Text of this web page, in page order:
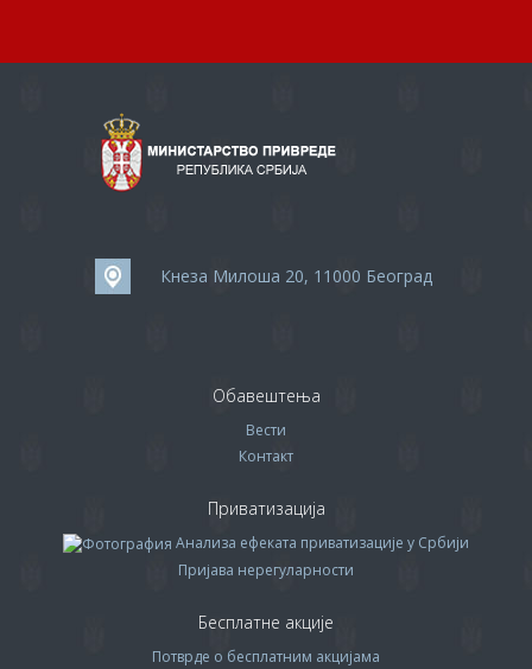
Кнеза Милоша 20, 11000 Београд
Обавештења
Вести
Контакт
Приватизација
Анализа ефеката приватизације у Србији
Пријава нерегуларности
Бесплатне акције
Потврде о бесплатним акцијама